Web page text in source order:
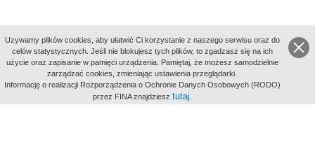
aktywności
Uzywamy plików cookies, aby ułatwić Ci korzystanie z naszego serwisu oraz do
celów statystycznych. Jeśli nie blokujesz tych plików, to zgadzasz się na ich
użycie oraz zapisanie w pamięci urządzenia. Pamiętaj, że możesz samodzielnie
zarządzać cookies, zmieniając ustawienia przeglądarki.
Informację o realizacji Rozporządzenia o Ochronie Danych Osobowych (RODO)
przez FINA znajdziesz tutaj